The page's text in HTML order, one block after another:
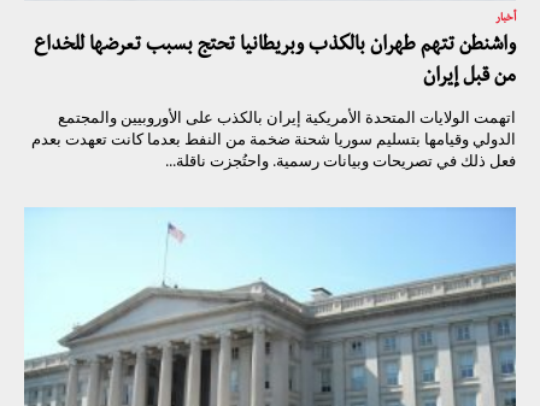
أخبار
واشنطن تتهم طهران بالكذب وبريطانيا تحتج بسبب تعرضها للخداع
من قبل إيران
اتهمت الولايات المتحدة الأمريكية إيران بالكذب على الأوروبيين والمجتمع
الدولي وقيامها بتسليم سوريا شحنة ضخمة من النفط بعدما كانت تعهدت بعدم
فعل ذلك في تصريحات وبيانات رسمية. واحتُجزت ناقلة...